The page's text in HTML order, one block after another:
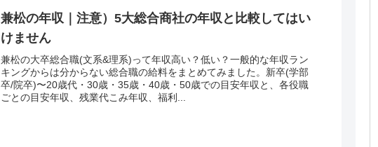
兼松の年収｜注意）5大総合商社の年収と比較してはい
けません
兼松の大卒総合職(文系&理系)って年収高い？低い？一般的な年収ラン
キングからは分からない総合職の給料をまとめてみました。新卒(学部
卒/院卒)〜20歳代・30歳・35歳・40歳・50歳での目安年収と、各役職
ごとの目安年収、残業代こみ年収、福利...